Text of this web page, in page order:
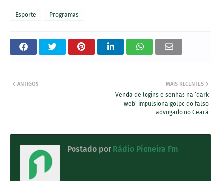
Esporte Programas
MAIS RECENTES
Venda de logins e senhas na ‘dark
web’ impulsiona golpe do falso
advogado no Ceará
ANTIGOS
Postado por Rádio Pioneira Fm